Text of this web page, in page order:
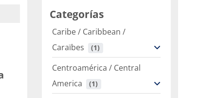
Categorías
Caribe / Caribbean /
Caraïbes
(1)
Centroamérica / Central
America
(1)